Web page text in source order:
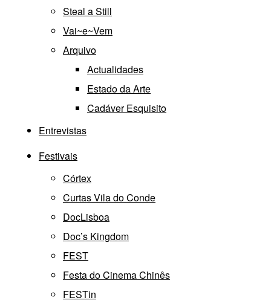
Steal a Still
Vai~e~Vem
Arquivo
Actualidades
Estado da Arte
Cadáver Esquisito
Entrevistas
Festivais
Córtex
Curtas Vila do Conde
DocLisboa
Doc’s Kingdom
FEST
Festa do Cinema Chinês
FESTin